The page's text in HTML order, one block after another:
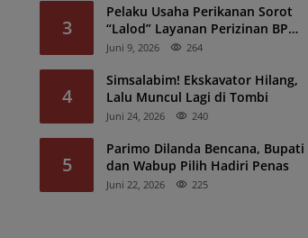
3
Pelaku Usaha Perikanan Sorot
“Lalod” Layanan Perizinan BPK
Denpasar
Juni 9, 2026 264
4
Simsalabim! Ekskavator Hilang,
Lalu Muncul Lagi di Tombi
Juni 24, 2026 240
5
Parimo Dilanda Bencana, Bupati
dan Wabup Pilih Hadiri Penas
Juni 22, 2026 225